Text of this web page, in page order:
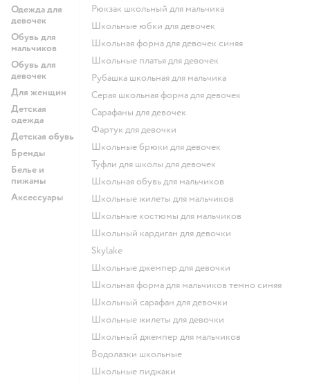
Одежда для
девочек
Обувь для
мальчиков
Обувь для
девочек
Для женщин
Детская
одежда
Детская обувь
Бренды
Белье и
пижамы
Аксессуары
Рюкзак школьный для мальчика
Школьные юбки для девочек
Школьная форма для девочек синяя
Школьные платья для девочек
Рубашка школьная для мальчика
Серая школьная форма для девочек
Сарафаны для девочек
Фартук для девочки
Школьные брюки для девочек
Туфли для школы для девочек
Школьная обувь для мальчиков
Школьные жилеты для мальчиков
Школьные костюмы для мальчиков
Школьный кардиган для девочки
Skylake
Школьные джемпер для девочки
Школьная форма для мальчиков темно синяя
Школьный сарафан для девочки
Школьные жилеты для девочки
Школьный джемпер для мальчиков
Водолазки школьные
Школьные пиджаки